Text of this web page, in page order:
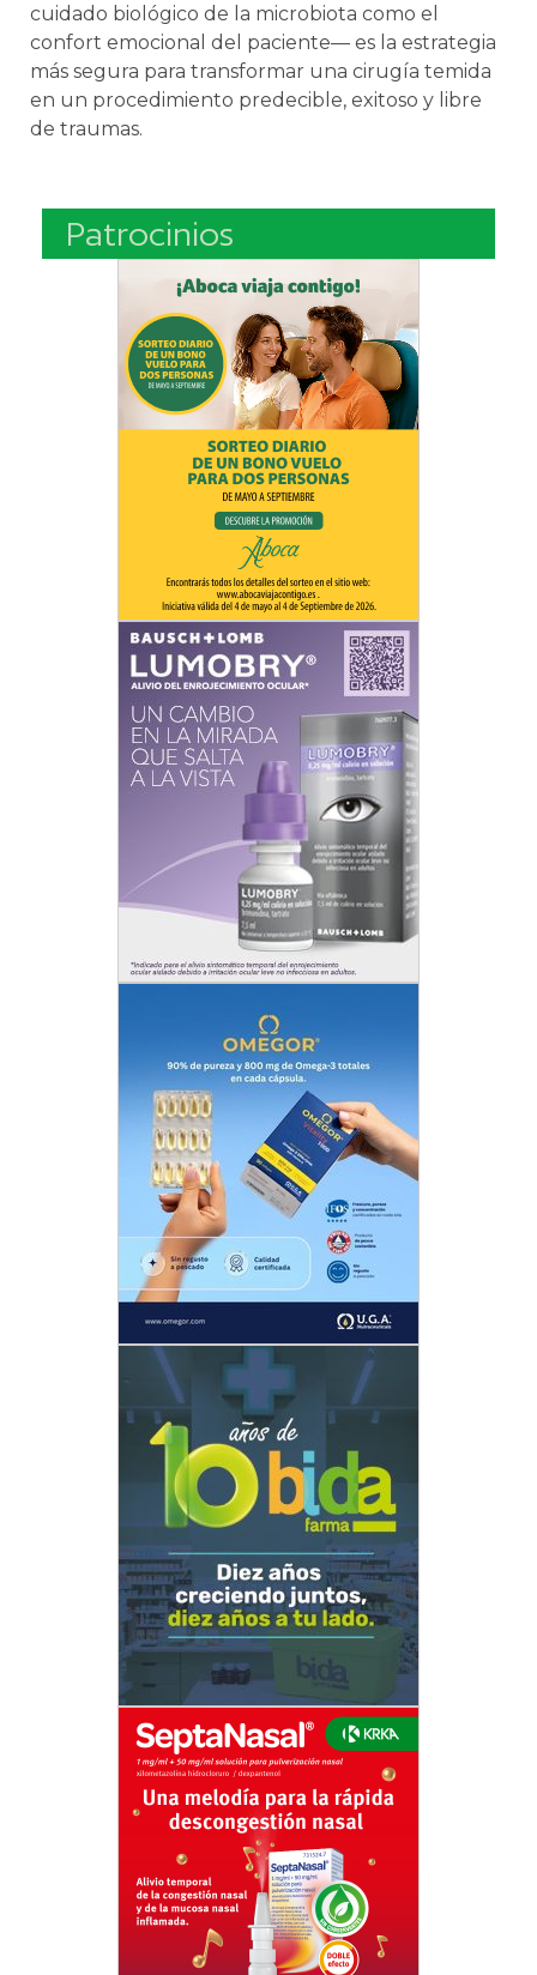
cuidado biológico de la microbiota como el
confort emocional del paciente— es la estrategia
más segura para transformar una cirugía temida
en un procedimiento predecible, exitoso y libre
de traumas.
Patrocinios